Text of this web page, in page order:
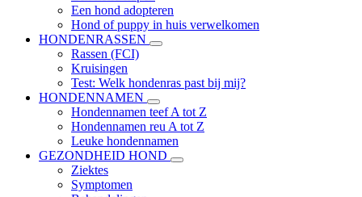
Een hond adopteren
Hond of puppy in huis verwelkomen
HONDENRASSEN
Rassen (FCI)
Kruisingen
Test: Welk hondenras past bij mij?
HONDENNAMEN
Hondennamen teef A tot Z
Hondennamen reu A tot Z
Leuke hondennamen
GEZONDHEID HOND
Ziektes
Symptomen